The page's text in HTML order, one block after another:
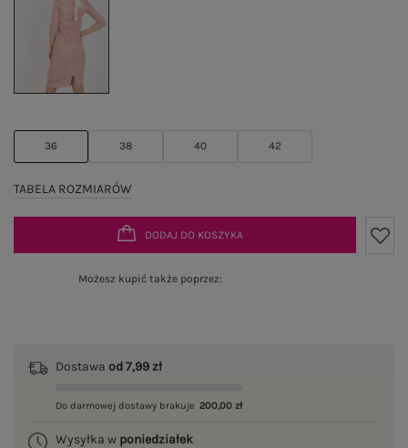
36 38 40 42
TABELA ROZMIARÓW
DODAJ DO KOSZYKA
Możesz kupić także poprzez:
Dostawa od 7,99 zł
Do darmowej dostawy brakuje 200,00 zł
Wysyłka w poniedziałek